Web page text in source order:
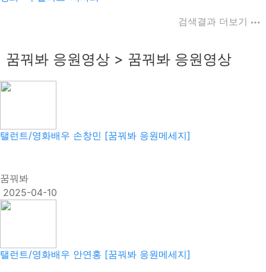
검색결과 더보기
꿈꿔봐 응원영상 > 꿈꿔봐 응원영상
탤런트/영화배우 손창민 [꿈꿔봐 응원메세지]
꿈꿔봐
2025-04-10
탤런트/영화배우 안연홍 [꿈꿔봐 응원메세지]